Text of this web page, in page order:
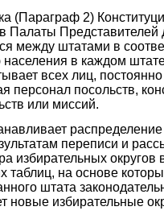
(Параграф 2)
Палаты Представителей
между штатами в
населения в каждом
всех лиц,
персонал посольств,
или миссий.
переписи и
избирательных округов
таблиц, на основе
штата
новые избирательные